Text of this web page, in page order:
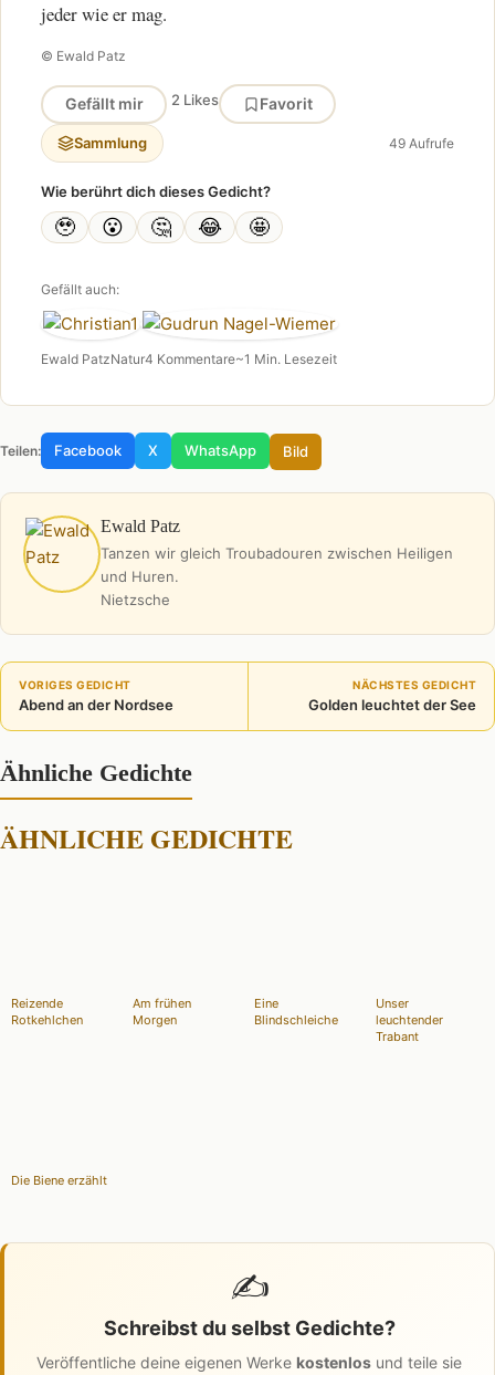
jeder wie er mag.
© Ewald Patz
Gefällt mir 2 Likes Favorit
Sammlung 49 Aufrufe
Wie berührt dich dieses Gedicht?
🥹 😮 🤔 😂 🤩
Gefällt auch:
Ewald PatzNatur4 Kommentare~1 Min. Lesezeit
Teilen: Facebook X WhatsApp Bild
Ewald Patz
Tanzen wir gleich Troubadouren zwischen Heiligen
und Huren.
Nietzsche
VORIGES GEDICHT
Abend an der Nordsee
NÄCHSTES GEDICHT
Golden leuchtet der See
Ähnliche Gedichte
ÄHNLICHE GEDICHTE
Reizende
Rotkehlchen
Am frühen
Morgen
Eine
Blindschleiche
Unser
leuchtender
Trabant
Die Biene erzählt
✍️
Schreibst du selbst Gedichte?
Veröffentliche deine eigenen Werke kostenlos und teile sie